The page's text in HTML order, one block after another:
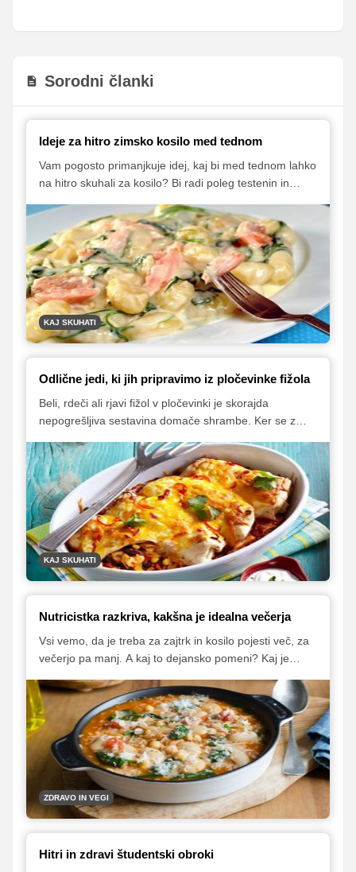
Sorodni članki
Ideje za hitro zimsko kosilo med tednom
Vam pogosto primanjkuje idej, kaj bi med tednom lahko
na hitro skuhali za kosilo? Bi radi poleg testenin in
ponujamo 10 zanimivih in okusnih zimskih jedi, katerih
priprava vam ne bo vzela več kot 35 minut časa.
KAJ SKUHATI
Odlične jedi, ki jih pripravimo iz pločevinke fižola
Beli, rdeči ali rjavi fižol v pločevinki je skorajda
nepogrešljiva sestavina domače shrambe. Ker se z
in kuhanju, je odlična izbira za pripravo okusnih
obrokov tudi med tednom, ko nam pogosto primanjkuje
časa. Da pa ga ne boste vedno znova uporabljali samo
kot dodatek različnim solatam, vam v nadaljevanju
predstavljamo deset okusnih jedi, ki vsebujejo fižol iz
pločevinke.
KAJ SKUHATI
Nutricistka razkriva, kakšna je idealna večerja
Vsi vemo, da je treba za zajtrk in kosilo pojesti več, za
večerjo pa manj. A kaj to dejansko pomeni? Kaj je
Za pojasnilo smo prosili prehransko strokovnjakinjo
Karlo Klander, ki nam je dala tudi nekaj predlogov
jesenskih zdravih obrokov.
ZDRAVO IN VEGI
Hitri in zdravi študentski obroki